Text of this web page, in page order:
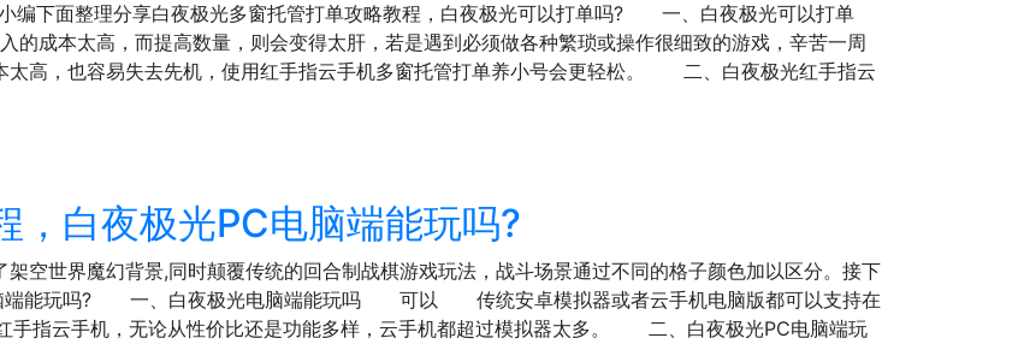
编下面整理分享白夜极光多窗托管打单攻略教程，白夜极光可以打单吗? 一、白夜极光可以打单
太高，而提高数量，则会变得太肝，若是遇到必须做各种繁琐或操作很细致的游戏，辛苦一周
太高，也容易失去先机，使用红手指云手机多窗托管打单养小号会更轻松。 二、白夜极光红手指云
，白夜极光PC电脑端能玩吗?
空世界魔幻背景,同时颠覆传统的回合制战棋游戏玩法，战斗场景通过不同的格子颜色加以区分。接下
脑端能玩吗? 一、白夜极光电脑端能玩吗 可以 传统安卓模拟器或者云手机电脑版都可以支持在
手指云手机，无论从性价比还是功能多样，云手机都超过模拟器太多。 二、白夜极光PC电脑端玩